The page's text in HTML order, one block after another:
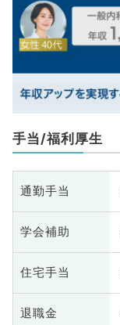
手当/福利厚生
通勤手当
学会補助
住宅手当
退職金